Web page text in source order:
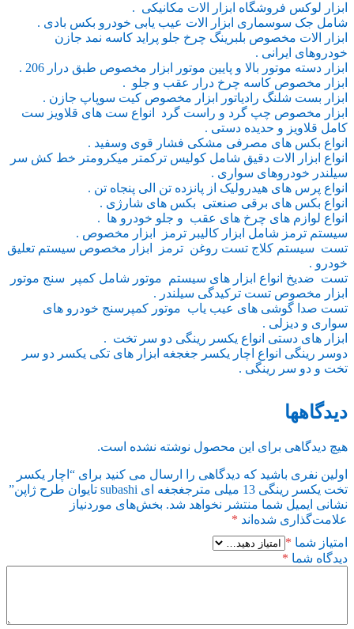
ابزار لوکس فروشگاه ابزار الات مکانیکی .
شامل جک سوسماری ابزار الات عیب یابی خودرو بکس بادی .
ابزار الات مخصوص بلبرینگ چرخ جلو پراید کاسه نمد جازن
خودروهای ایرانی .
ابزار دسته موتور بالا و پایین موتور ابزار مخصوص طبق درار 206 .
ابزار مخصوص کاسه چرخ درار عقب و جلو .
ابزار بست شلنگ رادیاتور ابزار مخصوص کیت سوپاپ جازن .
ابزار مخصوص چپ گرد و راست گرد انواع ست های قلاویز ست
کامل قلاویز و حدیده دستی .
انواع بکس های مصرفی مشکی فشار قوی وسفید .
انواع ابزار الات دقیق شامل کولیس ترکمتر میکرومتر خط کش سر
سیلندر خودروهای سواری .
انواع پرس های هیدرولیک از پانزده تن الی پنجاه تن .
انواع بکس های برقی صنعتی بکس های شارژی .
انواع لوازم های چرخ های عقب و جلو خودرو ها .
سیستم ترمز شامل ابزار کالیبر ترمز ابزار مخصوص .
تست سیستم کلاج تست روغن ترمز ابزار مخصوص سیستم تعلیق
خودرو .
تست ضدیخ انواع ابزار های سیستم موتور شامل کمپر سنج موتور
ابزار مخصوص تست ترکیدگی سیلندر .
تست صدا گوشی های عیب یاب موتور کمپرسنج خودرو های
سواری و دیزلی .
ابزار های دستی انواع یکسر رینگی دو سر تخت .
دوسر رینگی انواع اچار یکسر جغجغه ابزار های تکی یکسر دو سر
تخت و دو سر رینگی .
دیدگاهها
هیچ دیدگاهی برای این محصول نوشته نشده است.
اولین نفری باشید که دیدگاهی را ارسال می کنید برای “اچار یکسر
تخت یکسر رینگی 13 میلی مترجغجغه ای subashi تایوان طرح ژاپن”
نشانی ایمیل شما منتشر نخواهد شد. بخش‌های موردنیاز
علامت‌گذاری شده‌اند *
امتیاز شما *
دیدگاه شما *